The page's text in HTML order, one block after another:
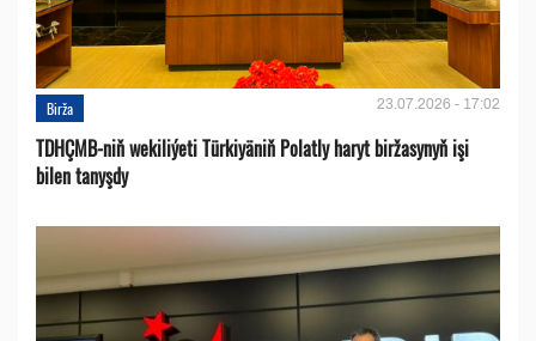
Birža 23.07.2026 - 17:02
TDHÇMB-niň wekiliýeti Türkiyäniň Polatly haryt biržasynyň işi
bilen tanyşdy